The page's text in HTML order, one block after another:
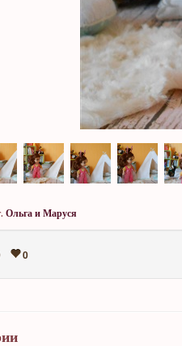
Ольга и Маруся
0